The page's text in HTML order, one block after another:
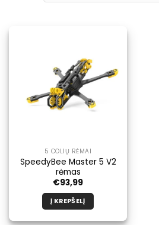
5 COLIŲ RĖMAI
SpeedyBee Master 5 V2
rėmas
€93,99
Į KREPŠELĮ